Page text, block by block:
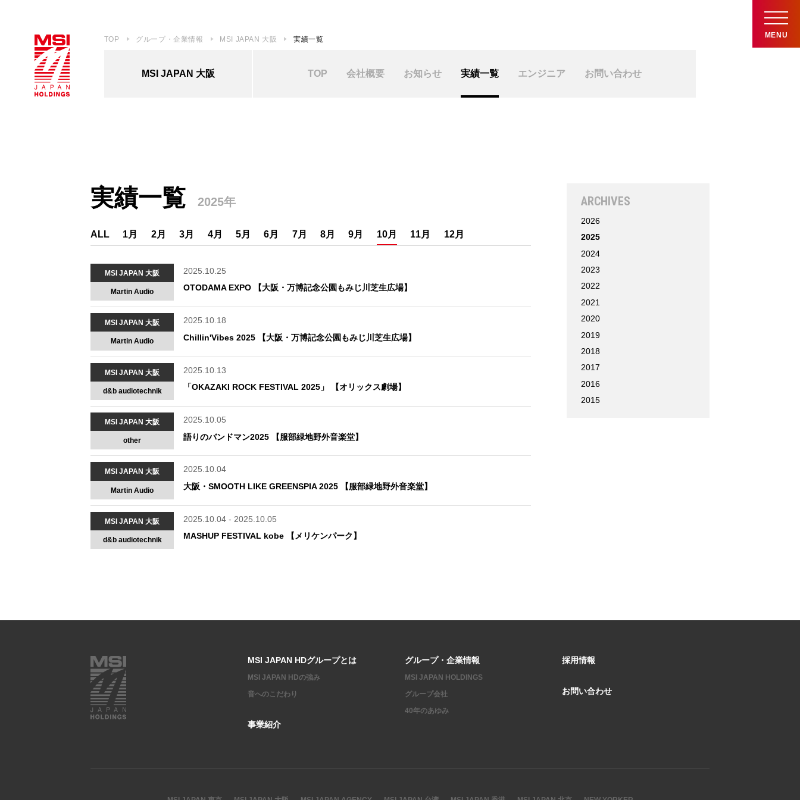
MENU
TOP グループ・企業情報 MSI JAPAN 大阪 実績一覧
MSI JAPAN 大阪 TOP 会社概要 お知らせ 実績一覧 エンジニア お問い合わせ
実績一覧 2025年
ALL 1月 2月 3月 4月 5月 6月 7月 8月 9月 10月 11月 12月
MSI JAPAN 大阪
Martin Audio
2025.10.25
OTODAMA EXPO 【大阪・万博記念公園もみじ川芝生広場】
MSI JAPAN 大阪
Martin Audio
2025.10.18
Chillin'Vibes 2025 【大阪・万博記念公園もみじ川芝生広場】
MSI JAPAN 大阪
d&b audiotechnik
2025.10.13
「OKAZAKI ROCK FESTIVAL 2025」 【オリックス劇場】
MSI JAPAN 大阪
other
2025.10.05
語りのバンドマン2025 【服部緑地野外音楽堂】
MSI JAPAN 大阪
Martin Audio
2025.10.04
大阪・SMOOTH LIKE GREENSPIA 2025 【服部緑地野外音楽堂】
MSI JAPAN 大阪
d&b audiotechnik
2025.10.04 - 2025.10.05
MASHUP FESTIVAL kobe 【メリケンパーク】
ARCHIVES
2026
2025
2024
2023
2022
2021
2020
2019
2018
2017
2016
2015
MSI JAPAN HDグループとは
MSI JAPAN HDの強み
音へのこだわり
事業紹介
グループ・企業情報
MSI JAPAN HOLDINGS
グループ会社
40年のあゆみ
採用情報
お問い合わせ